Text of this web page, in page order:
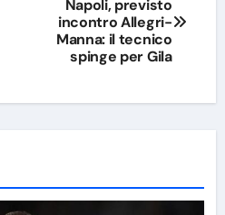
Napoli, previsto
incontro Allegri-
Manna: il tecnico
spinge per Gila